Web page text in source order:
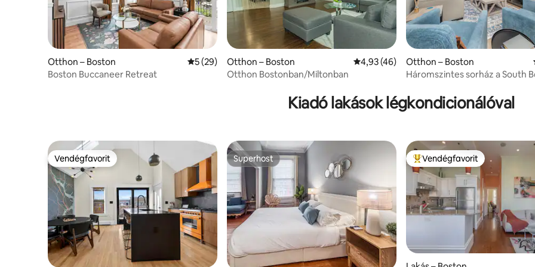
Otthon – Boston Átlagos értékelés: 5/5, 29 vélemény
5 (29)
Boston Buccaneer Retreat
Otthon – Boston Átlagos értékelés: 5/4,93, 46 vélemény
4,93 (46)
Otthon Bostonban/Miltonban
Otthon – Boston
Háromszintes sorház a South
Kiadó lakások légkondicionálóval
Vendégfavorit
Vendégfavorit Superhost
Superhost Kiemelt vendégfavorit
Vendégfavorit